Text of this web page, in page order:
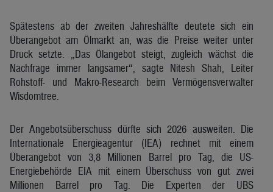
Spätestens ab der zweiten Jahreshälfte deutete sich ein
Überangebot am Ölmarkt an, was die Preise weiter unter
Druck setzte. „Das Ölangebot steigt, zugleich wächst die
Nachfrage immer langsamer“, sagte Nitesh Shah, Leiter
Rohstoff- und Makro-Research beim Vermögensverwalter
Wisdomtree.
Der Angebotsüberschuss dürfte sich 2026 ausweiten. Die
Internationale Energieagentur (IEA) rechnet mit einem
Überangebot von 3,8 Millionen Barrel pro Tag, die US-
Energiebehörde EIA mit einem Überschuss von gut zwei
Millionen Barrel pro Tag. Die Experten der UBS